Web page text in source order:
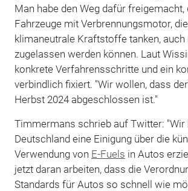
Man habe den Weg dafür freigemacht,
Fahrzeuge mit Verbrennungsmotor,
klimaneutrale Kraftstoffe tanken, auch
zugelassen werden können. Laut
konkrete Verfahrensschritte und ein
verbindlich fixiert. "Wir wollen, dass
Herbst 2024 abgeschlossen ist."
Timmermans schrieb auf Twitter: "Wir
Deutschland eine Einigung über die
Verwendung von E-Fuels in Autos
jetzt daran arbeiten, dass die
Standards für Autos so schnell wie